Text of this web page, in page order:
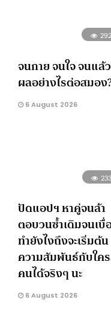
292
จนกาย จนใจ จนแล้
ผลอย่างไรต่อสมอง
6 August 2026
233
ปัดแอปฯ หาคู่จนล้า
ตอบวนซ้ำเดิมจนเบื่
ทำยังไงถึงจะเริ่มต้น
ความสัมพันธ์กับใค
คนได้จริงๆ นะ
6 August 2026